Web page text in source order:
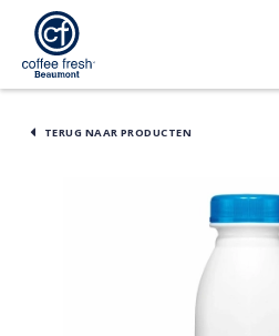
TERUG NAAR PRODUCTEN